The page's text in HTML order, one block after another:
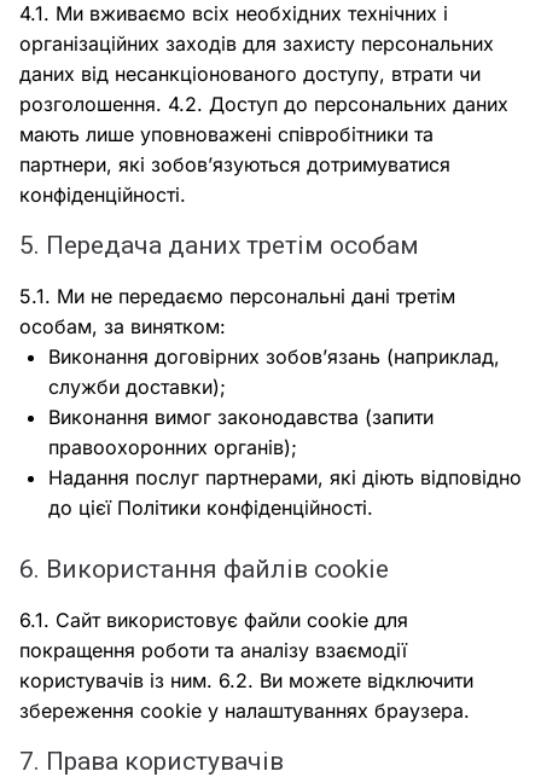
4.1. Ми вживаємо всіх необхідних технічних і
організаційних заходів для захисту персональних
даних від несанкціонованого доступу, втрати чи
розголошення. 4.2. Доступ до персональних даних
мають лише уповноважені співробітники та
партнери, які зобов’язуються дотримуватися
конфіденційності.
5. Передача даних третім особам
5.1. Ми не передаємо персональні дані третім
особам, за винятком:
Виконання договірних зобов’язань (наприклад,
служби доставки);
Виконання вимог законодавства (запити
правоохоронних органів);
Надання послуг партнерами, які діють відповідно
до цієї Політики конфіденційності.
6. Використання файлів cookie
6.1. Сайт використовує файли cookie для
покращення роботи та аналізу взаємодії
користувачів із ним. 6.2. Ви можете відключити
збереження cookie у налаштуваннях браузера.
7. Права користувачів